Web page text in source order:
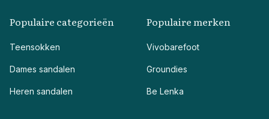
Populaire categorieën
Teensokken
Dames sandalen
Heren sandalen
Populaire merken
Vivobarefoot
Groundies
Be Lenka